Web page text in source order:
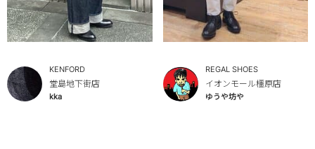
KENFORD
堂島地下街店
kka
REGAL SHOES
イオンモール橿原店
ゆうや坊や